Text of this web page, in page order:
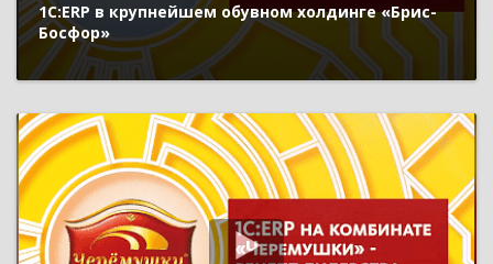
1С:ERP в крупнейшем обувном холдинге «Брис-
Босфор»